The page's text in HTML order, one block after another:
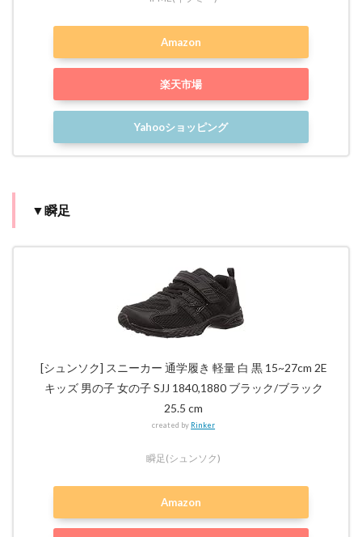
Amazon
楽天市場
Yahooショッピング
▼瞬足
[シュンソク] スニーカー 通学履き 軽量 白 黒 15~27cm 2E
キッズ 男の子 女の子 SJJ 1840,1880 ブラック/ブラック
25.5 cm
created by Rinker
瞬足(シュンソク)
Amazon